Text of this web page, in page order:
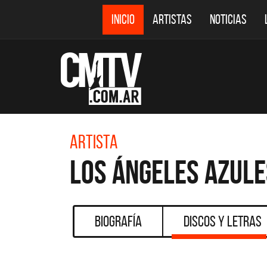
INICIO ARTISTAS NOTICIAS
Artista
Los Ángeles
Biografía Discos y Letras
DESTACADOS